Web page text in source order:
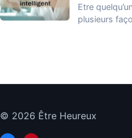
Etre
plusieurs
© 2026 Être Heureux